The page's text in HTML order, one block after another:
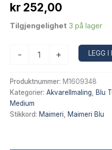
kr 252,00
Tilgjengelighet 3 på lager
-
ml
antall
+ LEGG I
Produktnummer: M1609348
Kategorier: Akvarellmaling Blu
Medium
Stikkord: Maimeri Maimeri Blu